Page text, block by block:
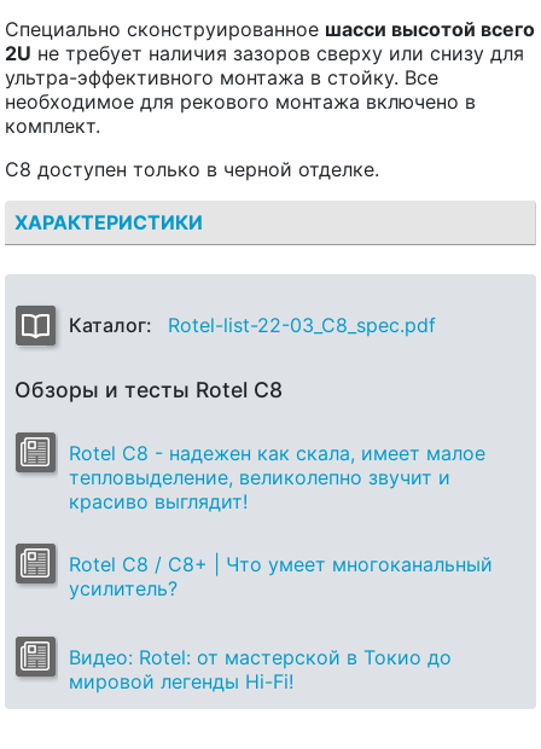
Специально сконструированное шасси высотой всего
2U не требует наличия зазоров сверху или снизу для
ультра-эффективного монтажа в стойку. Все
необходимое для рекового монтажа включено в
комплект.
C8 доступен только в черной отделке.
ХАРАКТЕРИСТИКИ
Каталог: Rotel-list-22-03_C8_spec.pdf
Обзоры и тесты Rotel C8
Rotel C8 - надежен как скала, имеет малое
тепловыделение, великолепно звучит и
красиво выглядит!
Rotel C8 / C8+ | Что умеет многоканальный
усилитель?
Видео: Rotel: от мастерской в Токио до
мировой легенды Hi-Fi!